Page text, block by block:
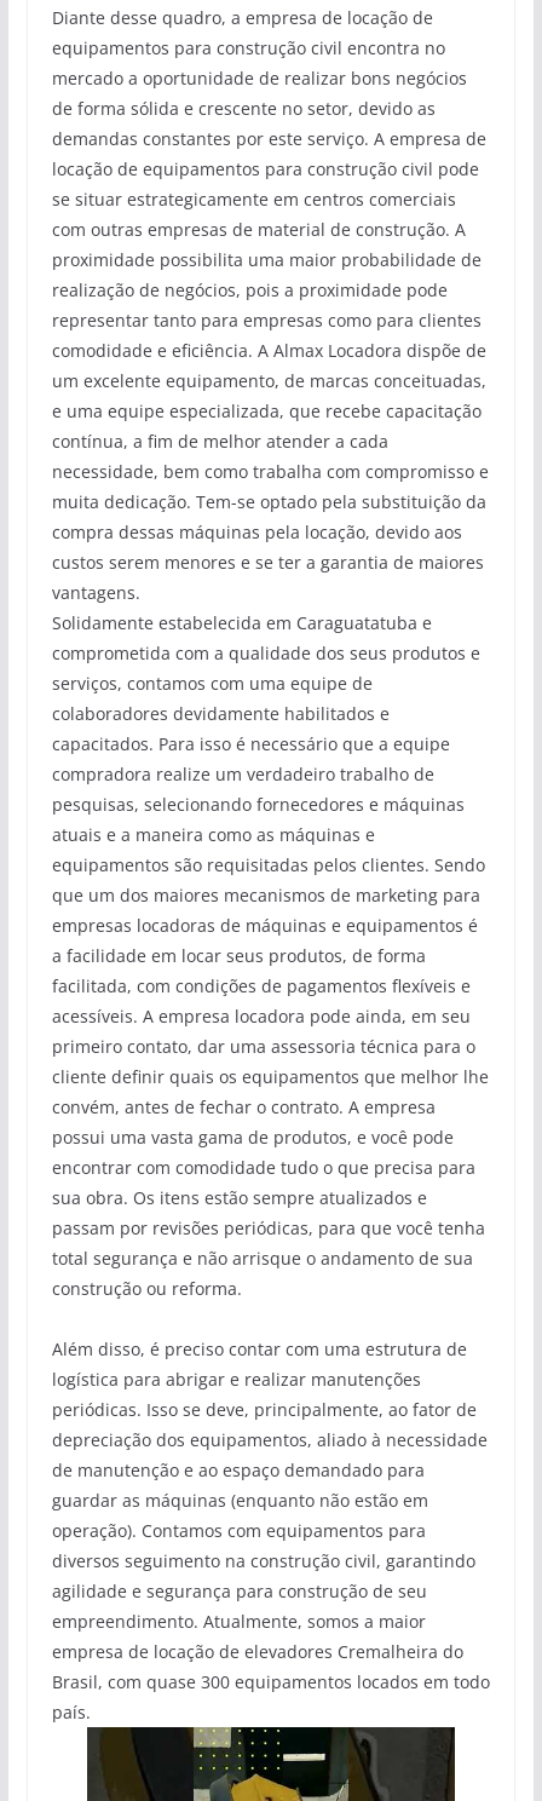
Diante desse quadro, a empresa de locação de
equipamentos para construção civil encontra no
mercado a oportunidade de realizar bons negócios
de forma sólida e crescente no setor, devido as
demandas constantes por este serviço. A empresa de
locação de equipamentos para construção civil pode
se situar estrategicamente em centros comerciais
com outras empresas de material de construção. A
proximidade possibilita uma maior probabilidade de
realização de negócios, pois a proximidade pode
representar tanto para empresas como para clientes
comodidade e eficiência. A Almax Locadora dispõe de
um excelente equipamento, de marcas conceituadas,
e uma equipe especializada, que recebe capacitação
contínua, a fim de melhor atender a cada
necessidade, bem como trabalha com compromisso e
muita dedicação. Tem-se optado pela substituição da
compra dessas máquinas pela locação, devido aos
custos serem menores e se ter a garantia de maiores
vantagens.
Solidamente estabelecida em Caraguatatuba e
comprometida com a qualidade dos seus produtos e
serviços, contamos com uma equipe de
colaboradores devidamente habilitados e
capacitados. Para isso é necessário que a equipe
compradora realize um verdadeiro trabalho de
pesquisas, selecionando fornecedores e máquinas
atuais e a maneira como as máquinas e
equipamentos são requisitadas pelos clientes. Sendo
que um dos maiores mecanismos de marketing para
empresas locadoras de máquinas e equipamentos é
a facilidade em locar seus produtos, de forma
facilitada, com condições de pagamentos flexíveis e
acessíveis. A empresa locadora pode ainda, em seu
primeiro contato, dar uma assessoria técnica para o
cliente definir quais os equipamentos que melhor lhe
convém, antes de fechar o contrato. A empresa
possui uma vasta gama de produtos, e você pode
encontrar com comodidade tudo o que precisa para
sua obra. Os itens estão sempre atualizados e
passam por revisões periódicas, para que você tenha
total segurança e não arrisque o andamento de sua
construção ou reforma.
Além disso, é preciso contar com uma estrutura de
logística para abrigar e realizar manutenções
periódicas. Isso se deve, principalmente, ao fator de
depreciação dos equipamentos, aliado à necessidade
de manutenção e ao espaço demandado para
guardar as máquinas (enquanto não estão em
operação). Contamos com equipamentos para
diversos seguimento na construção civil, garantindo
agilidade e segurança para construção de seu
empreendimento. Atualmente, somos a maior
empresa de locação de elevadores Cremalheira do
Brasil, com quase 300 equipamentos locados em todo
país.